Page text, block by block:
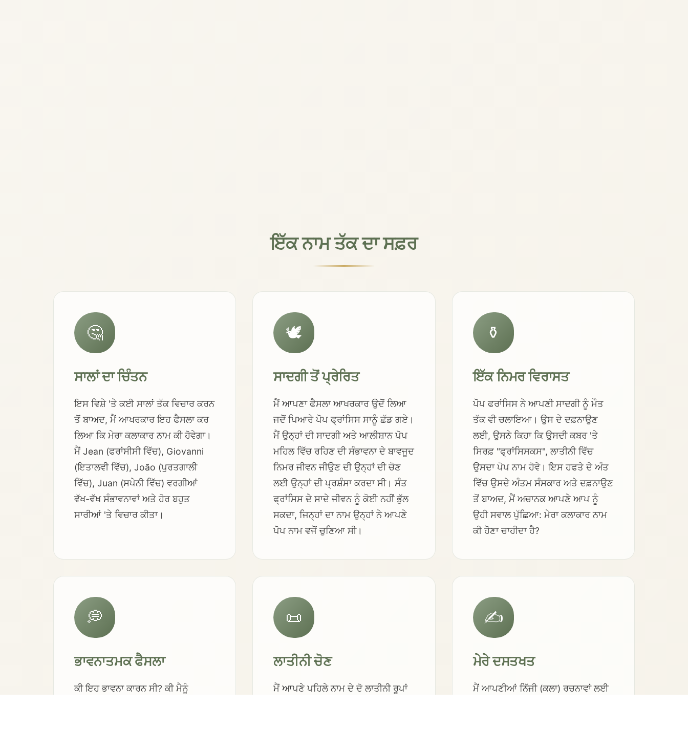
ਇੱਕ ਨਾਮ ਤੱਕ ਦਾ ਸਫ਼ਰ
🤔
ਸਾਲਾਂ ਦਾ ਚਿੰਤਨ
ਇਸ ਵਿਸ਼ੇ 'ਤੇ ਕਈ ਸਾਲਾਂ ਤੱਕ ਵਿਚਾਰ ਕਰਨ
ਤੋਂ ਬਾਅਦ, ਮੈਂ ਆਖਰਕਾਰ ਇਹ ਫੈਸਲਾ ਕਰ
ਲਿਆ ਕਿ ਮੇਰਾ ਕਲਾਕਾਰ ਨਾਮ ਕੀ ਹੋਵੇਗਾ।
ਮੈਂ Jean (ਫਰਾਂਸੀਸੀ ਵਿੱਚ), Giovanni
(ਇਤਾਲਵੀ ਵਿੱਚ), João (ਪੁਰਤਗਾਲੀ
ਵਿੱਚ), Juan (ਸਪੇਨੀ ਵਿੱਚ) ਵਰਗੀਆਂ
ਵੱਖ-ਵੱਖ ਸੰਭਾਵਨਾਵਾਂ ਅਤੇ ਹੋਰ ਬਹੁਤ
ਸਾਰੀਆਂ 'ਤੇ ਵਿਚਾਰ ਕੀਤਾ।
🕊️
ਸਾਦਗੀ ਤੋਂ ਪ੍ਰੇਰਿਤ
ਮੈਂ ਆਪਣਾ ਫੈਸਲਾ ਆਖਰਕਾਰ ਉਦੋਂ ਲਿਆ
ਜਦੋਂ ਪਿਆਰੇ ਪੋਪ ਫ੍ਰਾਂਸਿਸ ਸਾਨੂੰ ਛੱਡ ਗਏ।
ਮੈਂ ਉਨ੍ਹਾਂ ਦੀ ਸਾਦਗੀ ਅਤੇ ਆਲੀਸ਼ਾਨ ਪੋਪ
ਮਹਿਲ ਵਿੱਚ ਰਹਿਣ ਦੀ ਸੰਭਾਵਨਾ ਦੇ ਬਾਵਜੂਦ
ਨਿਮਰ ਜੀਵਨ ਜੀਉਣ ਦੀ ਉਨ੍ਹਾਂ ਦੀ ਚੋਣ
ਲਈ ਉਨ੍ਹਾਂ ਦੀ ਪ੍ਰਸ਼ੰਸਾ ਕਰਦਾ ਸੀ। ਸੰਤ
ਫ੍ਰਾਂਸਿਸ ਦੇ ਸਾਦੇ ਜੀਵਨ ਨੂੰ ਕੋਈ ਨਹੀਂ ਭੁੱਲ
ਸਕਦਾ, ਜਿਨ੍ਹਾਂ ਦਾ ਨਾਮ ਉਨ੍ਹਾਂ ਨੇ ਆਪਣੇ
ਪੋਪ ਨਾਮ ਵਜੋਂ ਚੁਣਿਆ ਸੀ।
⚱️
ਇੱਕ ਨਿਮਰ ਵਿਰਾਸਤ
ਪੋਪ ਫਰਾਂਸਿਸ ਨੇ ਆਪਣੀ ਸਾਦਗੀ ਨੂੰ ਮੌਤ
ਤੱਕ ਵੀ ਚਲਾਇਆ। ਉਸ ਦੇ ਦਫ਼ਨਾਉਣ
ਲਈ, ਉਸਨੇ ਕਿਹਾ ਕਿ ਉਸਦੀ ਕਬਰ 'ਤੇ
ਸਿਰਫ਼ "ਫ੍ਰਾਂਸਿਸਕਸ", ਲਾਤੀਨੀ ਵਿੱਚ
ਉਸਦਾ ਪੋਪ ਨਾਮ ਹੋਵੇ। ਇਸ ਹਫਤੇ ਦੇ ਅੰਤ
ਵਿੱਚ ਉਸਦੇ ਅੰਤਮ ਸੰਸਕਾਰ ਅਤੇ ਦਫ਼ਨਾਉਣ
ਤੋਂ ਬਾਅਦ, ਮੈਂ ਅਚਾਨਕ ਆਪਣੇ ਆਪ ਨੂੰ
ਉਹੀ ਸਵਾਲ ਪੁੱਛਿਆ: ਮੇਰਾ ਕਲਾਕਾਰ ਨਾਮ
ਕੀ ਹੋਣਾ ਚਾਹੀਦਾ ਹੈ?
💭
ਭਾਵਨਾਤਮਕ ਫੈਸਲਾ
ਕੀ ਇਹ ਭਾਵਨਾ ਕਾਰਨ ਸੀ? ਕੀ ਮੈਨੂੰ
📜
ਲਾਤੀਨੀ ਚੋਣ
ਮੈਂ ਆਪਣੇ ਪਹਿਲੇ ਨਾਮ ਦੇ ਦੋ ਲਾਤੀਨੀ ਰੂਪਾਂ
✍️
ਮੇਰੇ ਦਸਤਖਤ
ਮੈਂ ਆਪਣੀਆਂ ਨਿੱਜੀ (ਕਲਾ) ਰਚਨਾਵਾਂ ਲਈ